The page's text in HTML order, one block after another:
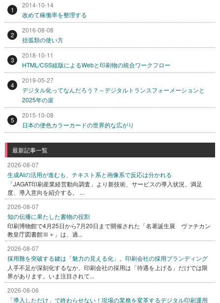
1
2014-10-14
改めて稼働率を整理する
2
2016-08-08
括弧類の使い方
3
2018-10-11
HTML/CSS組版によるWebと印刷物の統合ワークフロー
4
2019-05-27
デジタル化ってなんだろう？～デジタルトランスフォーメーションと
2025年の崖
5
2015-10-08
日本の便色カラーカードの世界的な広がり
最新記事一覧
2026-08-07
生成AIの活用が進むも、テキスト系と画像系で反応は分かれる
「JAGAT印刷産業経営動向調査」より新技術、サービスの導入状況、満足
度、導入意向を紹介する。 ...
2026-08-07
知の伝播に果たした書物の役割
印刷博物館で4月25日から7月20日まで開催された「名著誕生展 ヴァチカン
教皇庁図書館Ⅲ＋」は、過...
2026-08-07
採用難を突破する鍵は「魅力の見える化」。印刷会社の採用ブランディング
人手不足が深刻化するなか、印刷会社の採用は「待遇を上げる」だけでは限
界があります。いま注目されて...
2026-08-06
「導入しただけ」で終わらせない！現場の業務を変革するデジタル印刷運用